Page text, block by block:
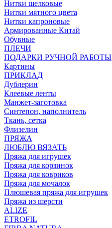
Нитки шелковые
Нитки мятного цвета
Нитки капроновые
Армированные Китай
Обувные
ПЛЕЧИ
ПОДАРКИ РУЧНОЙ РАБОТЫ
Картины
ПРИКЛАД
Дублерин
Клеевые ленты
Манжет-заготовка
Синтепон, наполнитель
Ткань, сетка
Флизелин
ПРЯЖА
ЛЮБЛЮ ВЯЗАТЬ
Пряжа для игрушек
Пряжа для корзинок
Пряжа для ковриков
Пряжа для мочалок
Плюшевая пряжа для игрушек
Пряжа из шерсти
ALIZE
ETROFIL